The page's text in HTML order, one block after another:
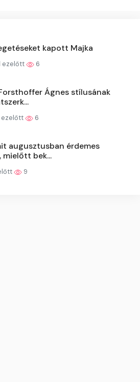
kapott Majka
ezelőtt 6
Ágnes stílusának
ezelőtt 6
augusztusban érdemes
bek...
9